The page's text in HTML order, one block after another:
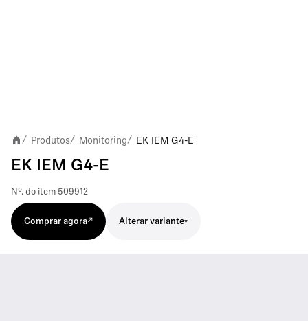
/ Produtos/ Monitoring/ EK IEM G4-E
EK IEM G4-E
Nº. do item 509912
Comprar agora Alterar variante